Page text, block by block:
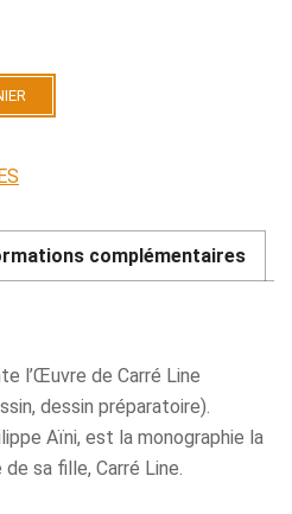
complémentaires
l’Œuvre de Carré Line
dessin préparatoire).
Aïni, est la monographie la
sa fille, Carré Line.